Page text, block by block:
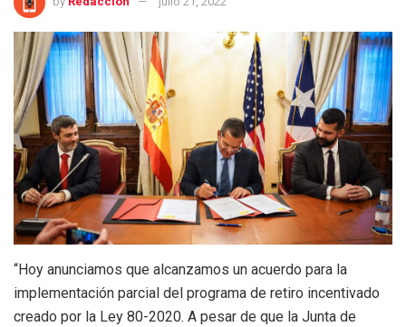
“Hoy anunciamos que alcanzamos un acuerdo para la
implementación parcial del programa de retiro incentivado
creado por la Ley 80-2020. A pesar de que la Junta de